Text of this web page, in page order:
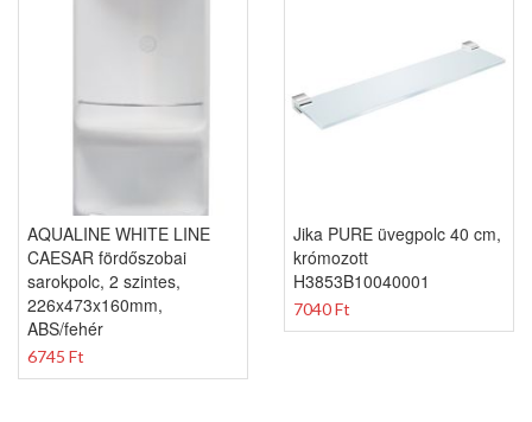
AQUALINE WHITE LINE
CAESAR fördőszobai
sarokpolc, 2 szintes,
226x473x160mm,
ABS/fehér
6745 Ft
Jika PURE üvegpolc 40 cm,
krómozott
H3853B10040001
7040 Ft